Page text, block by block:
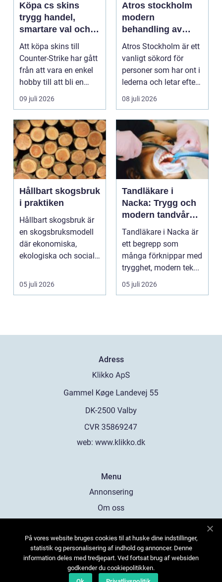
Köpa cs skins
trygg handel,
smartare val och
bättre affärer
Att köpa skins till
Counter-Strike har gått
från att vara en enkel
hobby till att bli en
egen liten ...
09 juli 2026
Atros stockholm
modern
behandling av
ledbesvär i
huvudstaden
Atros Stockholm är ett
vanligt sökord för
personer som har ont i
lederna och letar efter
hjälp i huv...
08 juli 2026
Hållbart skogsbruk
i praktiken
Hållbart skogsbruk är
en skogsbruksmodell
där ekonomiska,
ekologiska och sociala
...
05 juli 2026
Tandläkare i
Nacka: Trygg och
modern tandvård
nära dig
Tandläkare i Nacka är
ett begrepp som
många förknippar med
trygghet, modern tek...
05 juli 2026
Adress
web: www.klikko.dk
Menu
Annonsering
Om oss
Kontakta oss
Sitemap
På vores website bruges cookies til at huske dine indstillinger,
statistik og personalisering af indhold og annoncer. Denne
information deles med tredjepart. Ved fortsat brug af websiden
godkender du cookiepolitikken.